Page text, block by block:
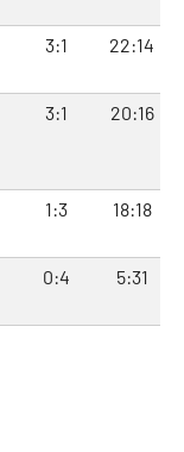
3:1 22:14
3:1 20:16
1:3 18:18
0:4 5:31